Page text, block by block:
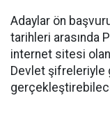
Adaylar ön
tarihleri arasında
internet sitesi olan
Devlet şifreleriyle